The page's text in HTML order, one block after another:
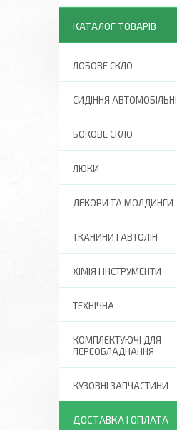
КАТАЛОГ ТОВАРІВ
ЛОБОВЕ СКЛО
СИДІННЯ АВТОМОБІЛЬНІ
БОКОВЕ СКЛО
ЛЮКИ
ДЕКОРИ ТА МОЛДИНГИ
ТКАНИНИ І АВТОЛІН
ХІМІЯ І ІНСТРУМЕНТИ
ТЕХНІЧНА
КОМПЛЕКТУЮЧІ ДЛЯ
ПЕРЕОБЛАДНАННЯ
КУЗОВНІ ЗАПЧАСТИНИ
ДОСТАВКА І ОПЛАТА